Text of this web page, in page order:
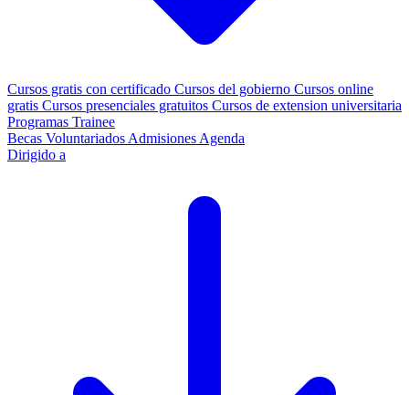
Cursos gratis con certificado Cursos del gobierno Cursos online
gratis Cursos presenciales gratuitos Cursos de extension universitaria
Programas Trainee
Becas Voluntariados Admisiones Agenda
Dirigido a